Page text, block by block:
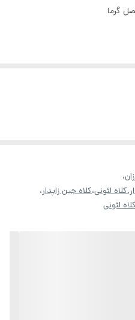
گرما
،
لئونی،کلاه جین زاپدار،
لئونی